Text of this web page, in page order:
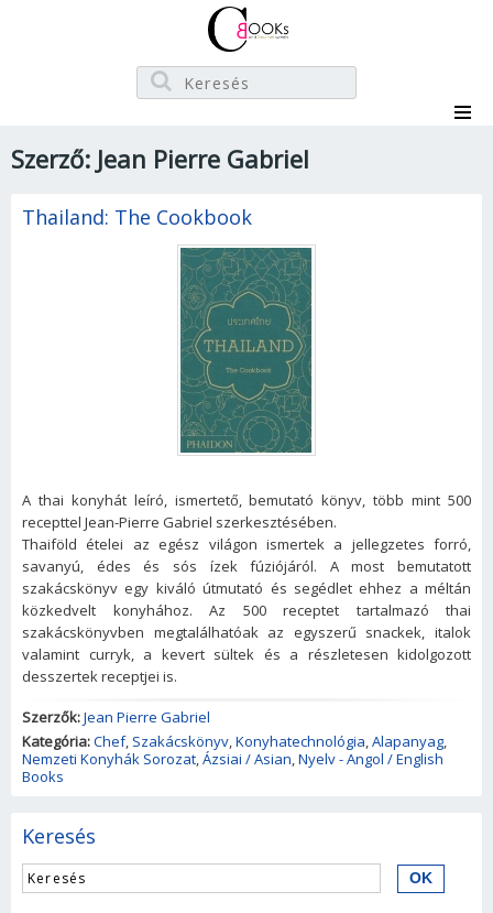
Szerző: Jean Pierre Gabriel
Thailand: The Cookbook
A thai konyhát leíró, ismertető, bemutató könyv, több mint 500
recepttel Jean-Pierre Gabriel szerkesztésében.
Thaiföld ételei az egész világon ismertek a jellegzetes forró,
savanyú, édes és sós ízek fúziójáról. A most bemutatott
szakácskönyv egy kiváló útmutató és segédlet ehhez a méltán
közkedvelt konyhához. Az 500 receptet tartalmazó thai
szakácskönyvben megtalálhatóak az egyszerű snackek, italok
valamint curryk, a kevert sültek és a részletesen kidolgozott
desszertek receptjei is.
Szerzők:Jean Pierre Gabriel
Kategória:Chef, Szakácskönyv,Konyhatechnológia,Alapanyag,
Nemzeti Konyhák Sorozat,Ázsiai / Asian,Nyelv - Angol / English
Books
Keresés